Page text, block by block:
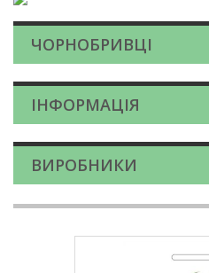
ЧОРНОБРИВЦІ
ІНФОРМАЦІЯ
ВИРОБНИКИ